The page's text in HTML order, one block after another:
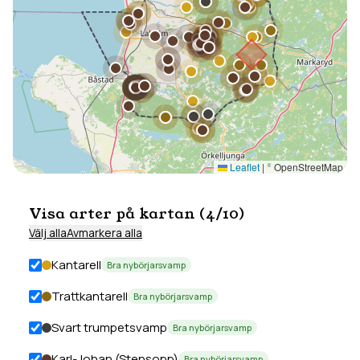
Leaflet | © OpenStreetMap
Visa arter på kartan (4/10)
Välj allaAvmarkera alla
Kantarell Bra nybörjarsvamp
Trattkantarell Bra nybörjarsvamp
Svart trumpetsvamp Bra nybörjarsvamp